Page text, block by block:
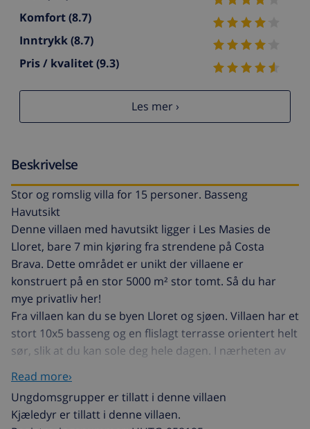
Komfort(8.7)
Inntrykk(8.7)
Pris / kvalitet(9.3)
Les mer ›
Beskrivelse
Stor og romslig villa for 15 personer. Basseng
Havutsikt
Denne villaen med havutsikt ligger i Les Masies de
Lloret, bare 7 min kjøring fra strendene på Costa
Brava. Dette området er unikt der villaene er
konstruert på en stor 5000 m² stor tomt. Så du har
mye privatliv her!
Fra villaen kan du se byen Lloret og sjøen. Villaen har et
stort 10x5 basseng og en flislagt terrasse orientert helt
sør, slik at du kan sole deg hele dagen. I nærheten av
med store bord og stoler. Solsenger for alle. Villaen
har en veldig stor stue / spisestue. Barnestoler og
barnesenger er tilgjengelig på forespørsel. En ekstra
Read more›
Ungdomsgrupper er tillatt i denne villaen
Kjæledyr er tillatt i denne villaen.